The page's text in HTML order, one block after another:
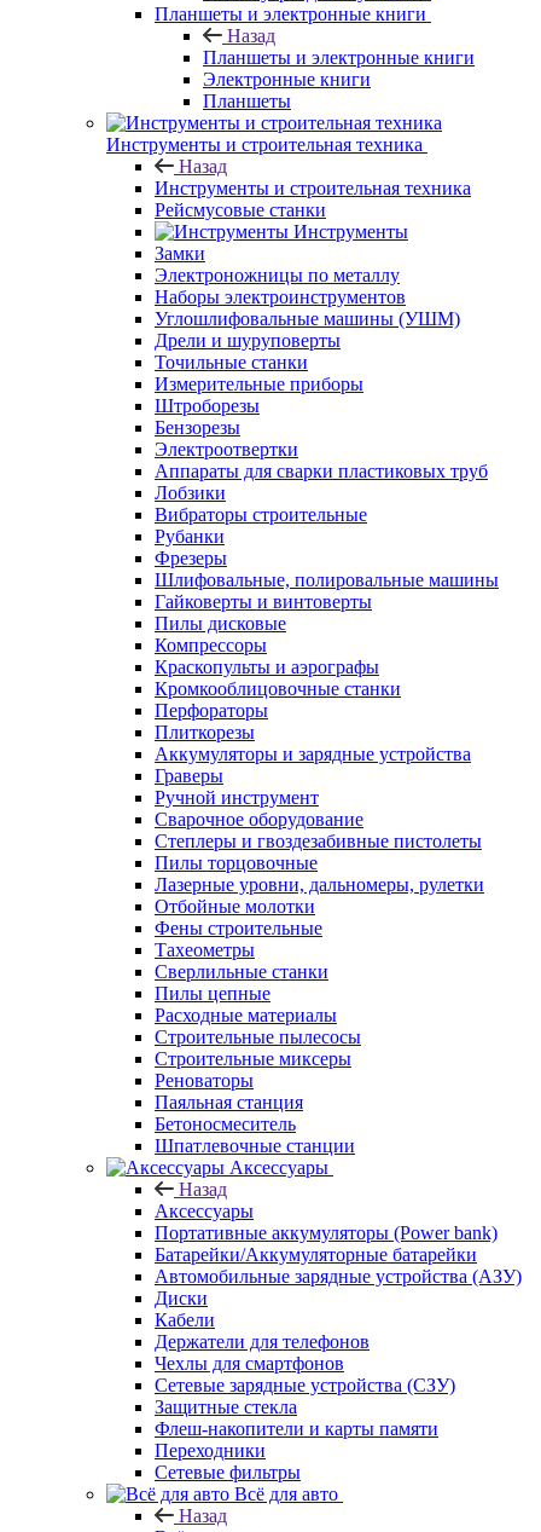
Планшеты и электронные книги
Назад
Планшеты и электронные книги
Электронные книги
Планшеты
Инструменты и строительная техника
Назад
Инструменты и строительная техника
Рейсмусовые станки
Инструменты
Замки
Электроножницы по металлу
Наборы электроинструментов
Углошлифовальные машины (УШМ)
Дрели и шуруповерты
Точильные станки
Измерительные приборы
Штроборезы
Бензорезы
Электроотвертки
Аппараты для сварки пластиковых труб
Лобзики
Вибраторы строительные
Рубанки
Фрезеры
Шлифовальные, полировальные машины
Гайковерты и винтоверты
Пилы дисковые
Компрессоры
Краскопульты и аэрографы
Кромкооблицовочные станки
Перфораторы
Плиткорезы
Аккумуляторы и зарядные устройства
Граверы
Ручной инструмент
Сварочное оборудование
Степлеры и гвоздезабивные пистолеты
Пилы торцовочные
Лазерные уровни, дальномеры, рулетки
Отбойные молотки
Фены строительные
Тахеометры
Сверлильные станки
Пилы цепные
Расходные материалы
Строительные пылесосы
Строительные миксеры
Реноваторы
Паяльная станция
Бетоносмеситель
Шпатлевочные станции
Аксессуары
Назад
Аксессуары
Портативные аккумуляторы (Power bank)
Батарейки/Аккумуляторные батарейки
Автомобильные зарядные устройства (АЗУ)
Диски
Кабели
Держатели для телефонов
Чехлы для смартфонов
Сетевые зарядные устройства (СЗУ)
Защитные стекла
Флеш-накопители и карты памяти
Переходники
Сетевые фильтры
Всё для авто
Назад